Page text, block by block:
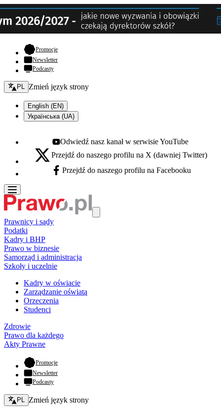
Promocje- otwiera się w nowej karcie
Newsletter
Podcasty
Zmień język - bieżący:
PL Zmień język strony
English (EN)
Українська (UA)
Youtube - otwiera się w nowej karcie
Odwiedź nasz kanał w serwisie YouTube
X - otwiera się w nowej karcie
Przejdź do naszego profilu na X (dawniej Twitter)
Facebook - otwiera się w nowej karcie
Przejdź do naszego profilu na Facebooku
Prawnicy i sądy
Podatki
Kadry i BHP
Prawo w biznesie
Samorząd i administracja
Szkoły i uczelnie
Kadry w oświacie
Zarządzanie oświatą
Orzeczenia
Studenci
Zdrowie
Prawo dla każdego
Akty Prawne
Promocje- otwiera się w nowej karcie
Newsletter
Podcasty
Zmień język - bieżący:
PL Zmień język strony